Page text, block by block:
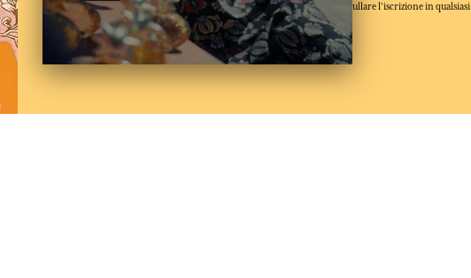
conferma di aver letto e accettato la nostra politica sulla privacy. Puo annullare l'iscrizione in qualsiasi
momento.